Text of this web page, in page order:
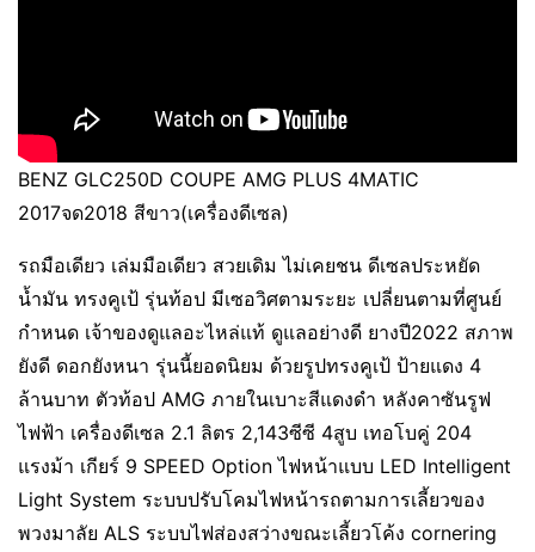
BENZ GLC250D COUPE AMG PLUS 4MATIC
2017จด2018 สีขาว(เครื่องดีเซล)
รถมือเดียว เล่มมือเดียว สวยเดิม ไม่เคยชน ดีเซลประหยัด
น้ำมัน ทรงคูเป้ รุ่นท้อป มีเซอวิศตามระยะ เปลี่ยนตามที่ศูนย์
กำหนด เจ้าของดูแลอะไหล่แท้ ดูแลอย่างดี ยางปี2022 สภาพ
ยังดี ดอกยังหนา รุ่นนี้ยอดนิยม ด้วยรูปทรงคูเป้ ป้ายแดง 4
ล้านบาท ตัวท้อป AMG ภายในเบาะสีแดงดำ หลังคาซันรูฟ
ไฟฟ้า เครื่องดีเซล 2.1 ลิตร 2,143ซีซี 4สูบ เทอโบคู่ 204
แรงม้า เกียร์ 9 SPEED Option ไฟหน้าแบบ LED Intelligent
Light System ระบบปรับโคมไฟหน้ารถตามการเลี้ยวของ
พวงมาลัย ALS ระบบไฟส่องสว่างขณะเลี้ยวโค้ง cornering